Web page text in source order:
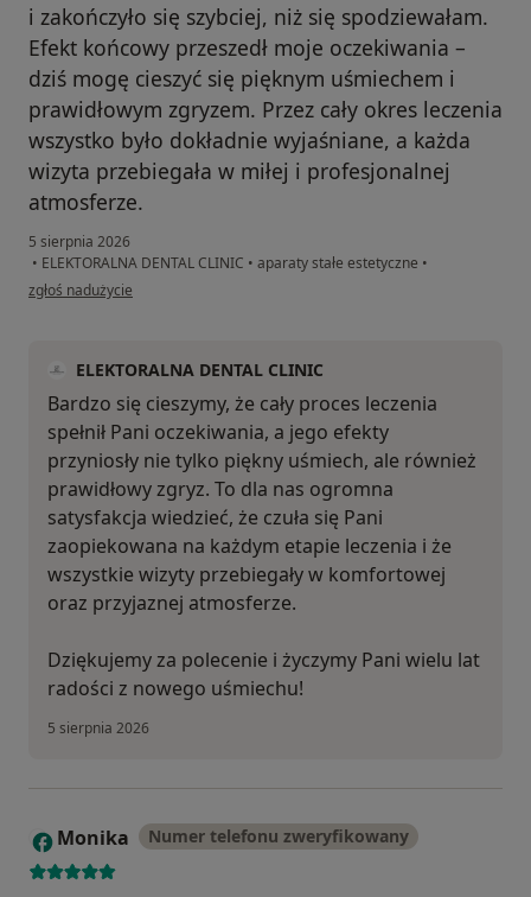
i zakończyło się szybciej, niż się spodziewałam.
Efekt końcowy przeszedł moje oczekiwania –
dziś mogę cieszyć się pięknym uśmiechem i
prawidłowym zgryzem. Przez cały okres leczenia
wszystko było dokładnie wyjaśniane, a każda
wizyta przebiegała w miłej i profesjonalnej
atmosferze.
5 sierpnia 2026
• ELEKTORALNA DENTAL CLINIC • aparaty stałe estetyczne •
w opinii użytkownika Madzia
zgłoś nadużycie
ELEKTORALNA DENTAL CLINIC
Bardzo się cieszymy, że cały proces leczenia
spełnił Pani oczekiwania, a jego efekty
przyniosły nie tylko piękny uśmiech, ale również
prawidłowy zgryz. To dla nas ogromna
satysfakcja wiedzieć, że czuła się Pani
zaopiekowana na każdym etapie leczenia i że
wszystkie wizyty przebiegały w komfortowej
oraz przyjaznej atmosferze.
Dziękujemy za polecenie i życzymy Pani wielu lat
radości z nowego uśmiechu!
5 sierpnia 2026
M Monika Numer telefonu zweryfikowany